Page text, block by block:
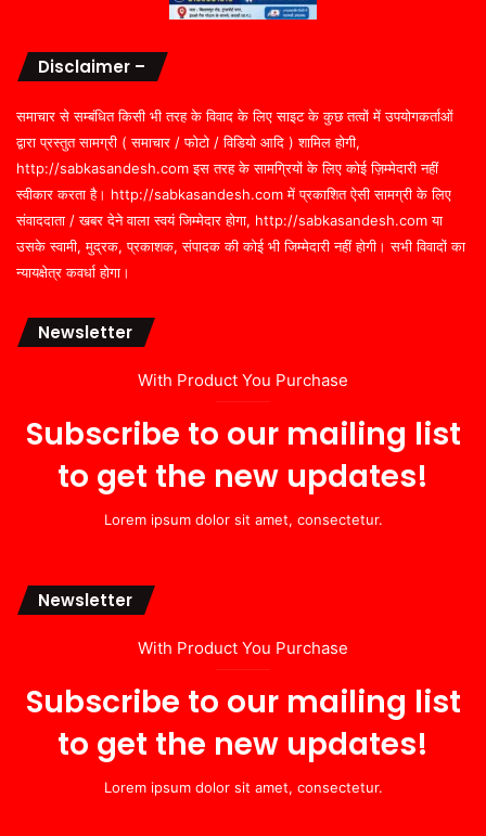
Disclaimer –
समाचार से सम्बंधित किसी भी तरह के विवाद के लिए साइट के कुछ तत्वों में उपयोगकर्ताओं
द्वारा प्रस्तुत सामग्री ( समाचार / फोटो / विडियो आदि ) शामिल होगी,
http://sabkasandesh.com इस तरह के सामग्रियों के लिए कोई ज़िम्मेदारी नहीं
स्वीकार करता है। http://sabkasandesh.com में प्रकाशित ऐसी सामग्री के लिए
संवाददाता / खबर देने वाला स्वयं जिम्मेदार होगा, http://sabkasandesh.com या
उसके स्वामी, मुद्रक, प्रकाशक, संपादक की कोई भी जिम्मेदारी नहीं होगी। सभी विवादों का
न्यायक्षेत्र कवर्धा होगा।
Newsletter
With Product You Purchase
Subscribe to our mailing list
to get the new updates!
Lorem ipsum dolor sit amet, consectetur.
Newsletter
With Product You Purchase
Subscribe to our mailing list
to get the new updates!
Lorem ipsum dolor sit amet, consectetur.